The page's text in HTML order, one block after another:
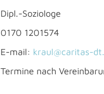
Dipl.-Soziologe
0170 1201574
E-mail: kraul@caritas-
Termine nach